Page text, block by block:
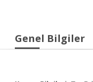
Genel Bilgiler